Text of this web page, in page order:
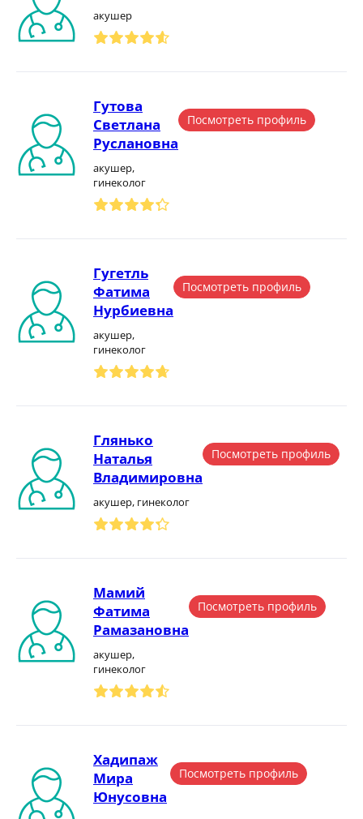
акушер
Гутова
Светлана
Руслановна
акушер,
гинеколог
Посмотреть профиль
Гугетль
Фатима
Нурбиевна
акушер,
гинеколог
Посмотреть профиль
Глянько
Наталья
Владимировна
акушер, гинеколог
Посмотреть профиль
Мамий
Фатима
Рамазановна
акушер,
гинеколог
Посмотреть профиль
Хадипаж
Мира
Юнусовна
Посмотреть профиль